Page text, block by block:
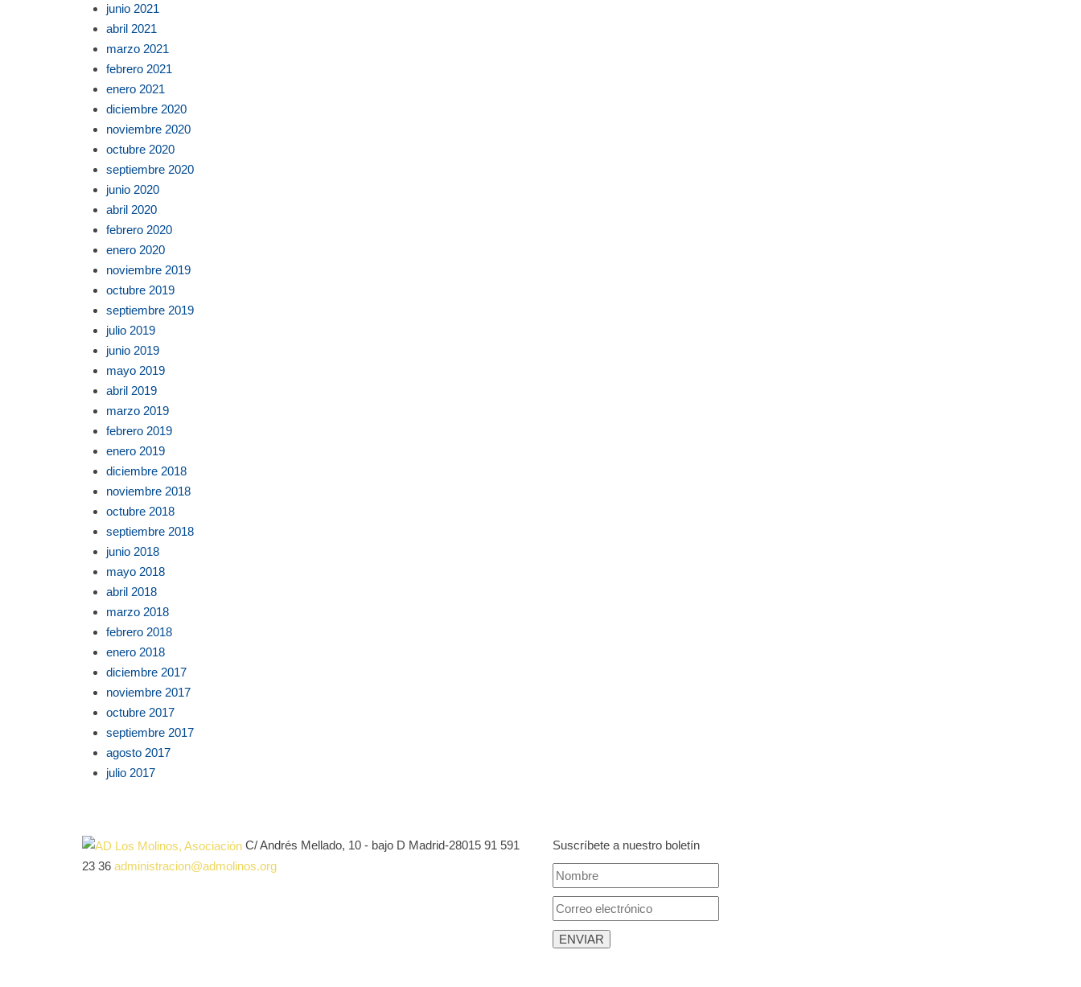
junio 2021
abril 2021
marzo 2021
febrero 2021
enero 2021
diciembre 2020
noviembre 2020
octubre 2020
septiembre 2020
junio 2020
abril 2020
febrero 2020
enero 2020
noviembre 2019
octubre 2019
septiembre 2019
julio 2019
junio 2019
mayo 2019
abril 2019
marzo 2019
febrero 2019
enero 2019
diciembre 2018
noviembre 2018
octubre 2018
septiembre 2018
junio 2018
mayo 2018
abril 2018
marzo 2018
febrero 2018
enero 2018
diciembre 2017
noviembre 2017
octubre 2017
septiembre 2017
agosto 2017
julio 2017
C/ Andrés Mellado, 10 - bajo D Madrid-28015 91 591
23 36 administracion@admolinos.org
Suscríbete a nuestro boletín